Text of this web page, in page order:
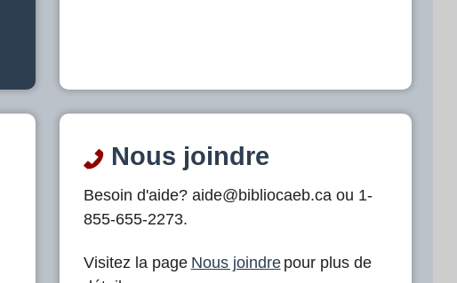
Nous joindre
Besoin d'aide? aide@bibliocaeb.ca ou 1-
855-655-2273.
Visitez la page Nous joindre pour plus de